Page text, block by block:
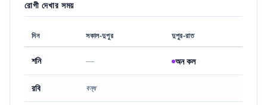
রোগী দেখার সময়
দিন সকাল-দুপুর দুপুর-রাত
শনি — অন কল
রবি বন্ধ